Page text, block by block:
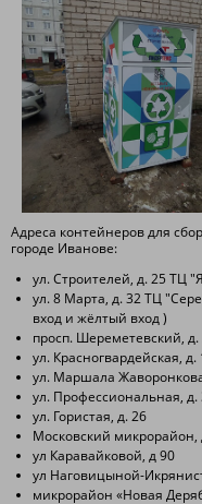
Адреса контейнеров для
городе Иванове:
ул. Строителей, д. 25 ТЦ
ул. 8 Марта, д. 32 ТЦ
вход и жёлтый вход )
просп. Шереметевский,
ул. Красногвардейская, д.
ул. Маршала
ул. Профессиональная, д.
ул. Гористая, д. 26
Московский микрорайон,
ул Каравайковой, д 90
ул Наговицыной-
микрорайон «Новая